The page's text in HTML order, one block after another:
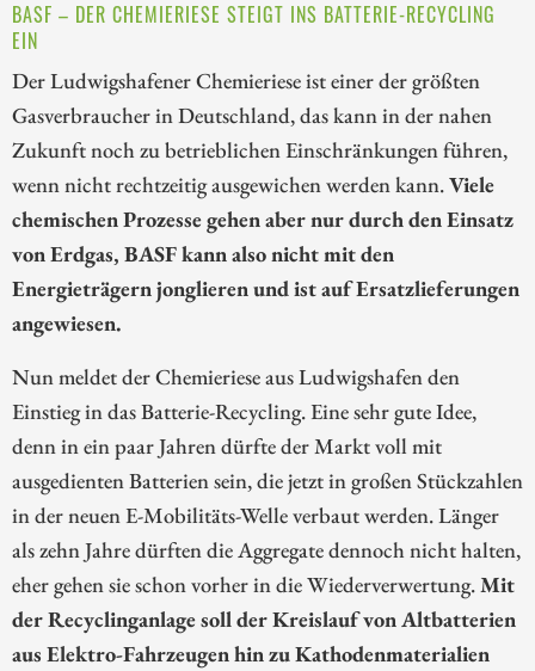
BASF – DER CHEMIERIESE STEIGT INS BATTERIE-RECYCLING
EIN
Der Ludwigshafener Chemieriese ist einer der größten
Gasverbraucher in Deutschland, das kann in der nahen
Zukunft noch zu betrieblichen Einschränkungen führen,
wenn nicht rechtzeitig ausgewichen werden kann.Viele
chemischen Prozesse gehen aber nur durch den Einsatz
von Erdgas, BASF kann also nicht mit den
Energieträgern jonglieren und ist auf Ersatzlieferungen
angewiesen.
Nun meldet der Chemieriese aus Ludwigshafen den
Einstieg in das Batterie-Recycling. Eine sehr gute Idee,
denn in ein paar Jahren dürfte der Markt voll mit
ausgedienten Batterien sein, die jetzt in großen Stückzahlen
in der neuen E-Mobilitäts-Welle verbaut werden. Länger
als zehn Jahre dürften die Aggregate dennoch nicht halten,
eher gehen sie schon vorher in die Wiederverwertung.Mit
der Recyclinganlage soll der Kreislauf von Altbatterien
aus Elektro-Fahrzeugen hin zu Kathodenmaterialien